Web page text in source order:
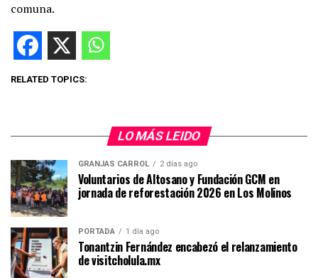
comuna.
RELATED TOPICS:
LO MÁS LEIDO
GRANJAS CARROL 2 días ago
Voluntarios de Altosano y Fundación GCM en
jornada de reforestación 2026 en Los Molinos
PORTADA 1 día ago
Tonantzin Fernández encabezó el relanzamiento
de visitcholula.mx